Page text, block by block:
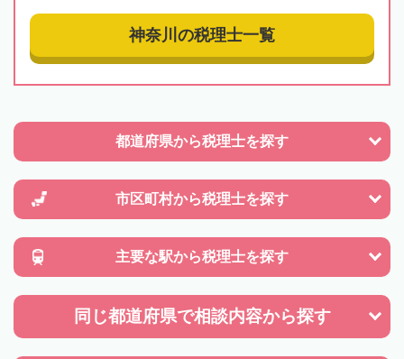
神奈川の税理士一覧
都道府県から税理士を探す
市区町村から税理士を探す
主要な駅から税理士を探す
同じ都道府県で相談内容から探す